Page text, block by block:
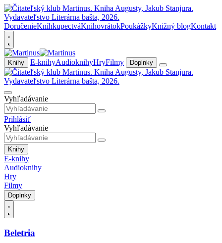
DoručenieKníhkupectváKnihovrátokPoukážkyKnižný blogKontakt
Knihy E-knihyAudioknihyHryFilmy Doplnky
Vyhľadávanie
Prihlásiť
Vyhľadávanie
Knihy
E-knihy
Audioknihy
Hry
Filmy
Doplnky
Beletria